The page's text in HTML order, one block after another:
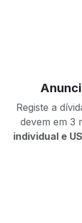
Registe a
devem em 3
individual e